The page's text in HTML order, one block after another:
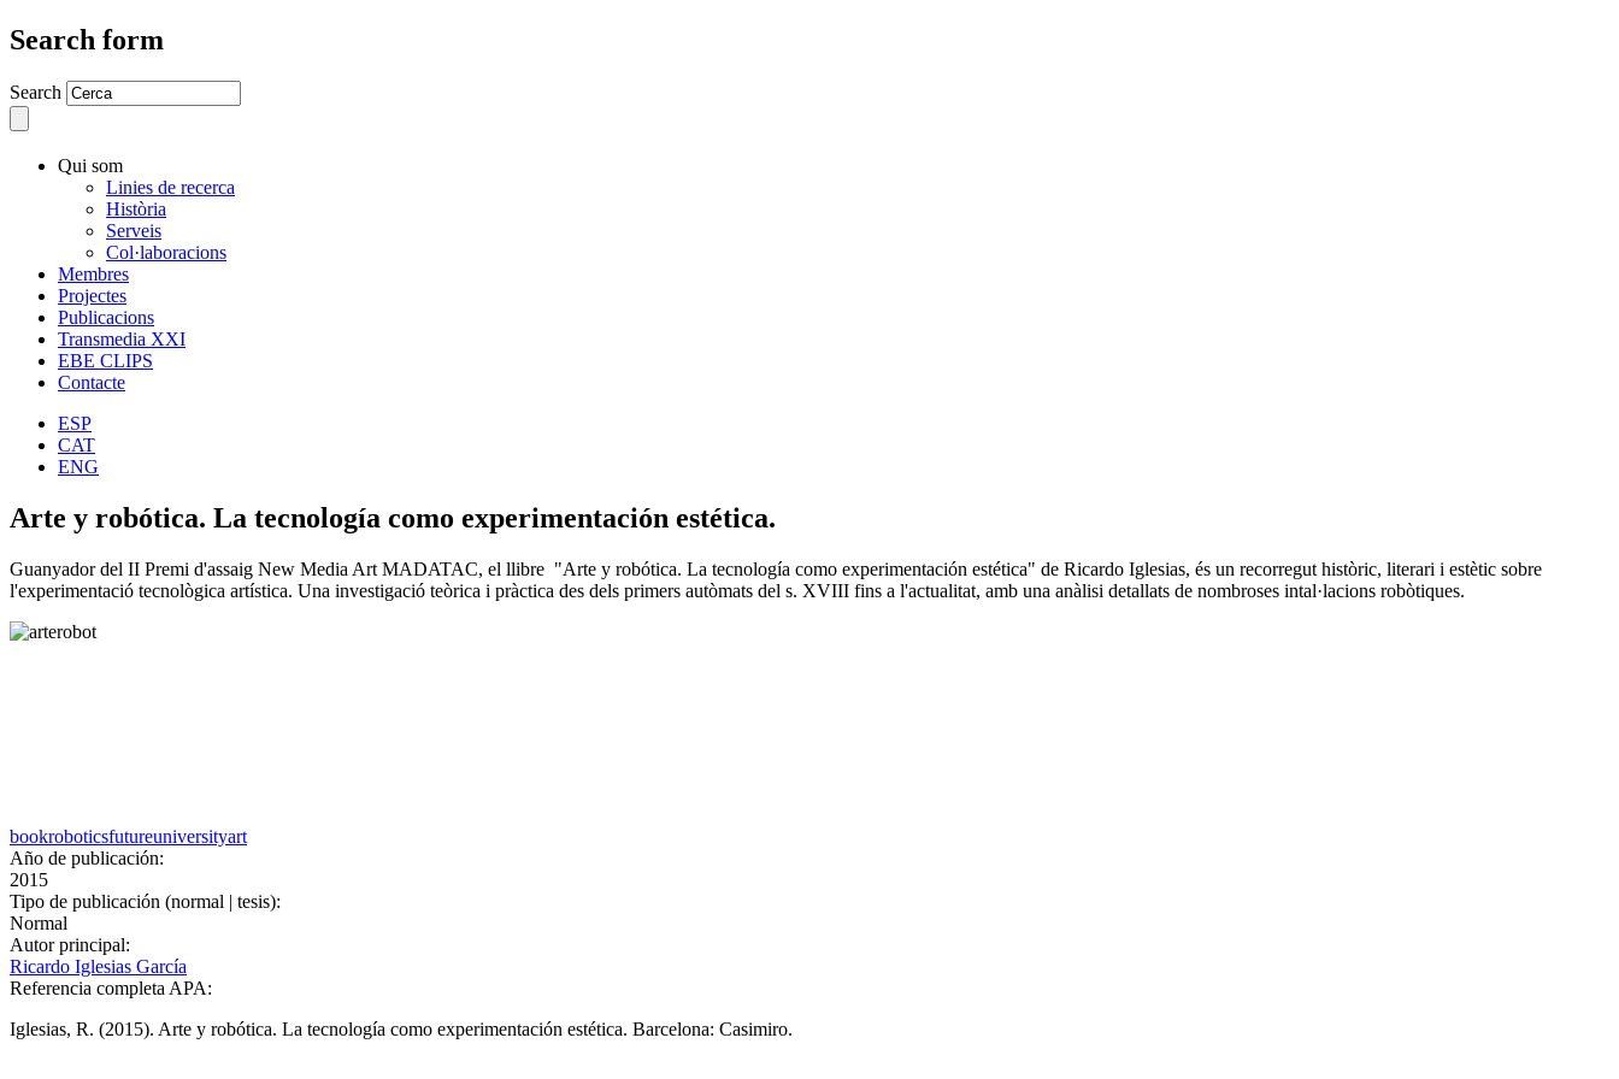
Search form
Search
Qui som
Linies de recerca
Història
Serveis
Col·laboracions
Membres
Projectes
Publicacions
Transmedia XXI
EBE CLIPS
Contacte
ESP
CAT
ENG
Arte y robótica. La tecnología como experimentación estética.
Guanyador del II Premi d'assaig New Media Art MADATAC, el llibre "Arte y robótica. La tecnología como experimentación estética" de Ricardo Iglesias, és un recorregut històric, literari i estètic sobre
l'experimentació tecnològica artística. Una investigació teòrica i pràctica des dels primers autòmats del s. XVIII fins a l'actualitat, amb una anàlisi detallats de nombroses intal·lacions robòtiques.
bookroboticsfutureuniversityart
Año de publicación:
2015
Tipo de publicación (normal | tesis):
Normal
Autor principal:
Ricardo Iglesias García
Referencia completa APA:
Iglesias, R. (2015). Arte y robótica. La tecnología como experimentación estética. Barcelona: Casimiro.